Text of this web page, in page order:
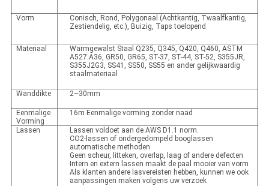
Vorm
Conisch, Rond, Polygonaal (Achtkantig, Twaalfkantig,
Zestiendelig, etc.), Buizig, Taps toelopend
Materiaal
Warmgewalst Staal Q235, Q345, Q420, Q460, ASTM
A527 A36, GR50, GR65, ST-37, ST-44, ST-52, S355JR,
S355J2G3, SS41, SS50, SS55 en ander gelijkwaardig
staalmateriaal
Wanddikte 2~30mm
Eenmalige
Vorming
16m Eenmalige vorming zonder naad
Lassen
Lassen voldoet aan de AWS D1.1 norm.
CO2-lassen of ondergedompeld booglassen
automatische methoden
Geen scheur, litteken, overlap, laag of andere defecten
Intern en extern lassen maakt de paal mooier van vorm
Als klanten andere lasvereisten hebben, kunnen we ook
aanpassingen maken volgens uw verzoek